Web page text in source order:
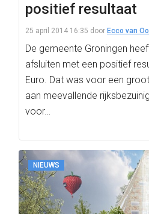
positief resultaat
25 april 2014 16:35 door Ecco van
De gemeente Groningen
afsluiten met een positief
Euro. Dat was voor een
aan meevallende
voor…
NIEUWS